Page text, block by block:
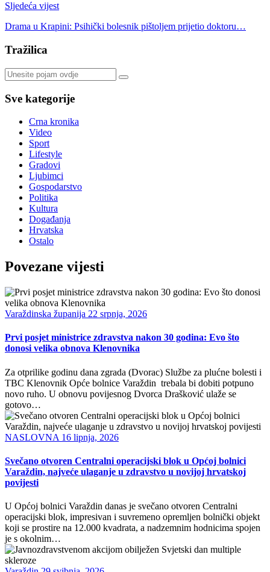
Sljedeća vijest
Drama u Krapini: Psihički bolesnik pištoljem prijetio doktoru…
Tražilica
Sve kategorije
Crna kronika
Video
Sport
Lifestyle
Gradovi
Ljubimci
Gospodarstvo
Politika
Kultura
Događanja
Hrvatska
Ostalo
Povezane vijesti
Varaždinska županija 22 srpnja, 2026
Prvi posjet ministrice zdravstva nakon 30 godina: Evo što
donosi velika obnova Klenovnika
Za otprilike godinu dana zgrada (Dvorac) Službe za plućne bolesti i
TBC Klenovnik Opće bolnice Varaždin trebala bi dobiti potpuno
novo ruho. U obnovu povijesnog Dvorca Drašković ulaže se
gotovo…
NASLOVNA 16 lipnja, 2026
Svečano otvoren Centralni operacijski blok u Općoj bolnici
Varaždin, najveće ulaganje u zdravstvo u novijoj hrvatskoj
povijesti
U Općoj bolnici Varaždin danas je svečano otvoren Centralni
operacijski blok, impresivan i suvremeno opremljen bolnički objekt
koji se prostire na 12.000 kvadrata, a nadzemnim hodnicima spojen
je s okolnim…